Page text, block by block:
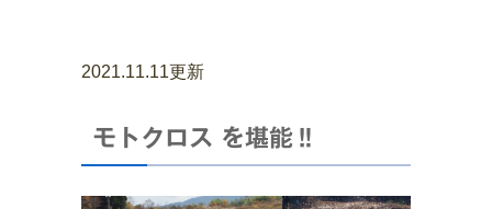
2021.11.11更新
モトクロス を堪能‼️